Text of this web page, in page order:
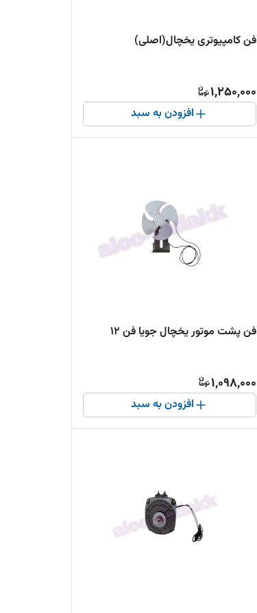
فن کامپیوتری یخچال(اصلی)
1,250,000
افزودن به سبد
فن پشت موتور یخچال جویا فن 12
1,098,000
افزودن به سبد